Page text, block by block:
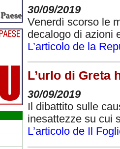
30/09/2019
Venerdì scorso le
decalogo di azioni
L’articolo de la
L’urlo di Greta
30/09/2019
Il dibattito sulle
inesattezze su cui
L’articolo de Il